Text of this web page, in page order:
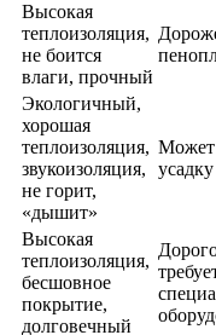
Высокая
теплоизоляция,
не боится
влаги, прочный
Экологичный,
хорошая
теплоизоляция,
звукоизоляция,
не горит,
«дышит»
Может
усадку
Высокая
теплоизоляция,
бесшовное
покрытие,
долговечный